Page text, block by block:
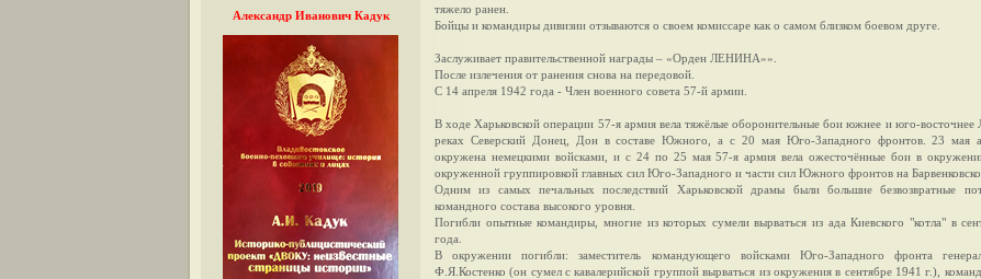
Александр Иванович Кадук
тяжело ранен.
Бойцы и командиры дивизии отзываются о своем комиссаре как о самом близком боевом друге.
Заслуживает правительственной награды – «Орден ЛЕНИНА»».
После излечения от ранения снова на передовой.
С 14 апреля 1942 года - Член военного совета 57-й армии.
В ходе Харьковской операции 57-я армия вела тяжёлые оборонительные бои южнее и юго-восточнее
реках Северский Донец, Дон в составе Южного, а с 20 мая Юго-Западного фронтов. 23 мая
окружена немецкими войсками, и с 24 по 25 мая 57-я армия вела ожесточённые бои в
окруженной группировкой главных сил Юго-Западного и части сил Южного фронтов на
Одним из самых печальных последствий Харьковской драмы были большие безвозвратные
командного состава высокого уровня.
Погибли опытные командиры, многие из которых сумели вырваться из ада Киевского "котла" в
года.
В окружении погибли: заместитель командующего войсками Юго-Западного фронта
Ф.Я.Костенко (он сумел с кавалерийской группой вырваться из окружения в сентябре 1941 г.),